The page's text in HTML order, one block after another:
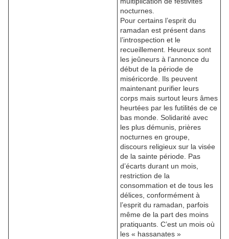
nocturnes.
Pour certains l’esprit du
ramadan est présent dans
l’introspection et le
recueillement. Heureux sont
les jeûneurs à l’annonce du
début de la période de
miséricorde. Ils peuvent
maintenant purifier leurs
corps mais surtout leurs âmes
heurtées par les futilités de ce
bas monde. Solidarité avec
les plus démunis, prières
nocturnes en groupe,
discours religieux sur la visée
de la sainte période. Pas
d’écarts durant un mois,
restriction de la
consommation et de tous les
délices, conformément à
l’esprit du ramadan, parfois
même de la part des moins
pratiquants. C’est un mois où
les « hassanates »